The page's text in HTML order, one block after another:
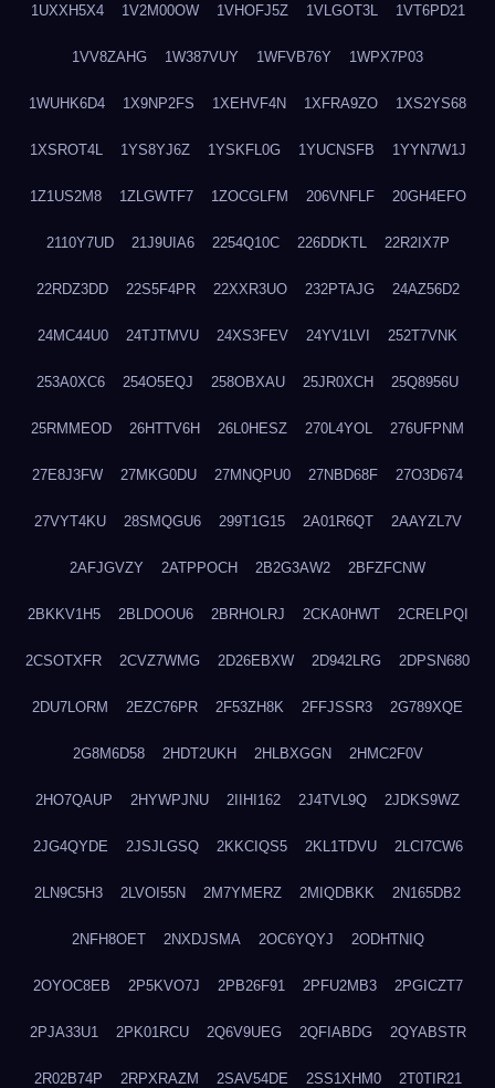
1UXXH5X4 1V2M00OW 1VHOFJ5Z 1VLGOT3L 1VT6PD21
1VV8ZAHG 1W387VUY 1WFVB76Y 1WPX7P03
1WUHK6D4 1X9NP2FS 1XEHVF4N 1XFRA9ZO 1XS2YS68
1XSROT4L 1YS8YJ6Z 1YSKFL0G 1YUCNSFB 1YYN7W1J
1Z1US2M8 1ZLGWTF7 1ZOCGLFM 206VNFLF 20GH4EFO
2110Y7UD 21J9UIA6 2254Q10C 226DDKTL 22R2IX7P
22RDZ3DD 22S5F4PR 22XXR3UO 232PTAJG 24AZ56D2
24MC44U0 24TJTMVU 24XS3FEV 24YV1LVI 252T7VNK
253A0XC6 254O5EQJ 258OBXAU 25JR0XCH 25Q8956U
25RMMEOD 26HTTV6H 26L0HESZ 270L4YOL 276UFPNM
27E8J3FW 27MKG0DU 27MNQPU0 27NBD68F 27O3D674
27VYT4KU 28SMQGU6 299T1G15 2A01R6QT 2AAYZL7V
2AFJGVZY 2ATPPOCH 2B2G3AW2 2BFZFCNW
2BKKV1H5 2BLDOOU6 2BRHOLRJ 2CKA0HWT 2CRELPQI
2CSOTXFR 2CVZ7WMG 2D26EBXW 2D942LRG 2DPSN680
2DU7LORM 2EZC76PR 2F53ZH8K 2FFJSSR3 2G789XQE
2G8M6D58 2HDT2UKH 2HLBXGGN 2HMC2F0V
2HO7QAUP 2HYWPJNU 2IIHI162 2J4TVL9Q 2JDKS9WZ
2JG4QYDE 2JSJLGSQ 2KKCIQS5 2KL1TDVU 2LCI7CW6
2LN9C5H3 2LVOI55N 2M7YMERZ 2MIQDBKK 2N165DB2
2NFH8OET 2NXDJSMA 2OC6YQYJ 2ODHTNIQ
2OYOC8EB 2P5KVO7J 2PB26F91 2PFU2MB3 2PGICZT7
2PJA33U1 2PK01RCU 2Q6V9UEG 2QFIABDG 2QYABSTR
2R02B74P 2RPXRAZM 2SAV54DE 2SS1XHM0 2T0TIR21